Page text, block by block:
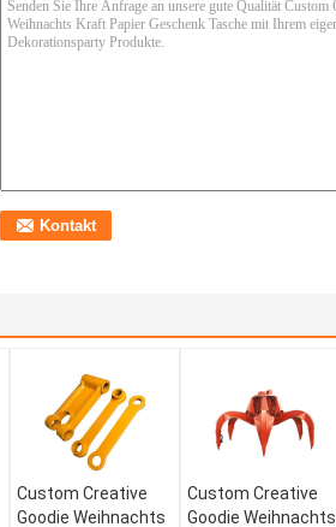
Custom Creative
Goodie Weihnachts
Custom Creative
Goodie Weihnachts